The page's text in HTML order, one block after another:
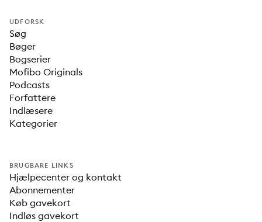
UDFORSK
Søg
Bøger
Bogserier
Mofibo Originals
Podcasts
Forfattere
Indlæsere
Kategorier
BRUGBARE LINKS
Hjælpecenter og kontakt
Abonnementer
Køb gavekort
Indløs gavekort